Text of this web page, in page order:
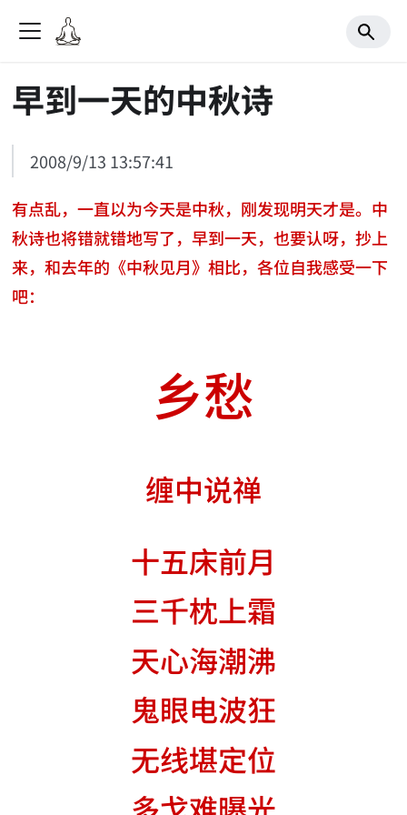
早到一天的中秋诗
2008/9/13 13:57:41
有点乱，一直以为今天是中秋，刚发现明天才是。中
秋诗也将错就错地写了，早到一天，也要认呀，抄上
来，和去年的《中秋见月》相比，各位自我感受一下
吧：
乡愁
缠中说禅
十五床前月
三千枕上霜
天心海潮沸
鬼眼电波狂
无线堪定位